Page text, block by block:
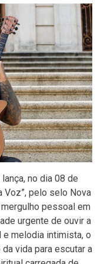
no dia 08 de
Voz”, pelo selo Nova
pessoal em
urgente de ouvir a
melodia intimista, o
vida para escutar a